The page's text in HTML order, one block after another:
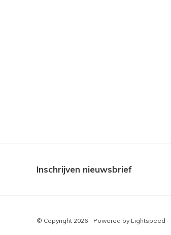
Inschrijven nieuwsbrief
© Copyright 2026 - Powered by Lightspeed -